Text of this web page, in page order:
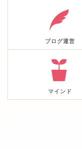
ブログ運営
マインド